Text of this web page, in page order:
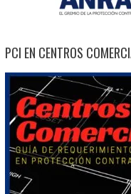
PCI EN CENTROS